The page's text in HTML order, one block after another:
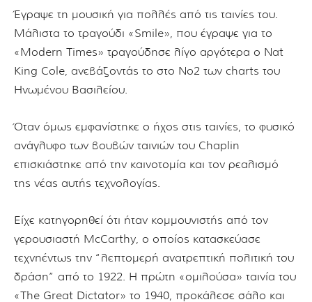
Έγραψε τη μουσική για πολλές από τις ταινίες του.
Μάλιστα το τραγούδι «Smile», που έγραψε για το
«Modern Times» τραγούδησε λίγο αργότερα ο Nat
King Cole, ανεβάζοντάς το στο No2 των charts του
Ηνωμένου Βασιλείου.
Όταν όμως εμφανίστηκε ο ήχος στις ταινίες, το φυσικό
ανάγλυφο των βουβών ταινιών του Chaplin
επισκιάστηκε από την καινοτομία και τον ρεαλισμό
της νέας αυτής τεχνολογίας.
Είχε κατηγορηθεί ότι ήταν κομμουνιστής από τον
γερουσιαστή McCarthy, ο οποίος κατασκεύασε
τεχνηέντως την “λεπτομερή ανατρεπτική πολιτική του
δράση” από το 1922. Η πρώτη «ομιλούσα» ταινία του
«The Great Dictator» το 1940, προκάλεσε σάλο και